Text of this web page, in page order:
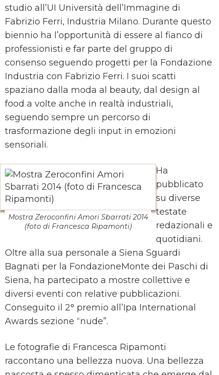
studio all’UI Università dell’Immagine di
Fabrizio Ferri, Industria Milano. Durante questo
biennio ha l’opportunità di essere al fianco di
professionisti e far parte del gruppo di
consenso seguendo progetti per la Fondazione
Industria con Fabrizio Ferri. I suoi scatti
spaziano dalla moda al beauty, dal design al
food a volte anche in realtà industriali,
seguendo sempre un percorso di
trasformazione degli input in emozioni
sensoriali.
Mostra Zeroconfini Amori Sbarrati 2014
(foto di Francesca Ripamonti)
Ha
pubblicato
su diverse
testate
redazionali e
quotidiani.
Oltre alla sua personale a Siena Sguardi
Bagnati per la FondazioneMonte dei Paschi di
Siena, ha partecipato a mostre collettive e
diversi eventi con relative pubblicazioni.
Conseguito il 2° premio all’Ipa International
Awards sezione “nude”.
Le fotografie di Francesca Ripamonti
raccontano una bellezza nuova. Una bellezza